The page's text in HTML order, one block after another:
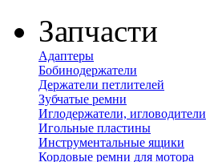
Запчасти
Адаптеры
Бобинодержатели
Держатели петлителей
Зубчатые ремни
Иглодержатели, игловодители
Игольные пластины
Инструментальные ящики
Кордовые ремни для мотора